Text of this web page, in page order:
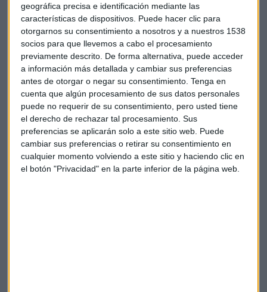
geográfica precisa e identificación mediante las
características de dispositivos. Puede hacer clic para
otorgarnos su consentimiento a nosotros y a nuestros 1538
socios para que llevemos a cabo el procesamiento
previamente descrito. De forma alternativa, puede acceder
a información más detallada y cambiar sus preferencias
antes de otorgar o negar su consentimiento. Tenga en
cuenta que algún procesamiento de sus datos personales
puede no requerir de su consentimiento, pero usted tiene
el derecho de rechazar tal procesamiento. Sus
preferencias se aplicarán solo a este sitio web. Puede
cambiar sus preferencias o retirar su consentimiento en
cualquier momento volviendo a este sitio y haciendo clic en
el botón "Privacidad" en la parte inferior de la página web.
Suscríbete a nuestros boletines
Te enviaremos las noticias más importantes del día